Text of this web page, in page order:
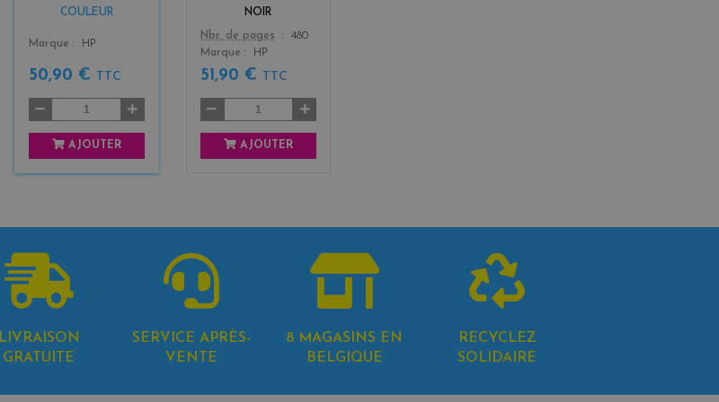
COULEUR
Color
Marque HP
50,90 € TTC
AJOUTER
NOIR
Color
Nbr. de pages
480
Marque
HP
51,90 € TTC
AJOUTER
LIVRAISON
GRATUITE
SERVICE APRÈS-
VENTE
8 MAGASINS EN
BELGIQUE
RECYCLEZ
SOLIDAIRE